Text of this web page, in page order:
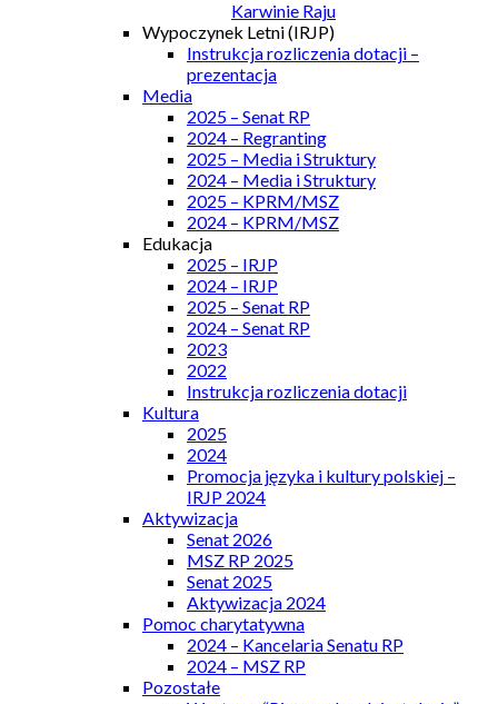
Karwinie Raju
Wypoczynek Letni (IRJP)
Instrukcja rozliczenia dotacji –
prezentacja
Media
2025 – Senat RP
2024 – Regranting
2025 – Media i Struktury
2024 – Media i Struktury
2025 – KPRM/MSZ
2024 – KPRM/MSZ
Edukacja
2025 – IRJP
2024 – IRJP
2025 – Senat RP
2024 – Senat RP
2023
2022
Instrukcja rozliczenia dotacji
Kultura
2025
2024
Promocja języka i kultury polskiej –
IRJP 2024
Aktywizacja
Senat 2026
MSZ RP 2025
Senat 2025
Aktywizacja 2024
Pomoc charytatywna
2024 – Kancelaria Senatu RP
2024 – MSZ RP
Pozostałe